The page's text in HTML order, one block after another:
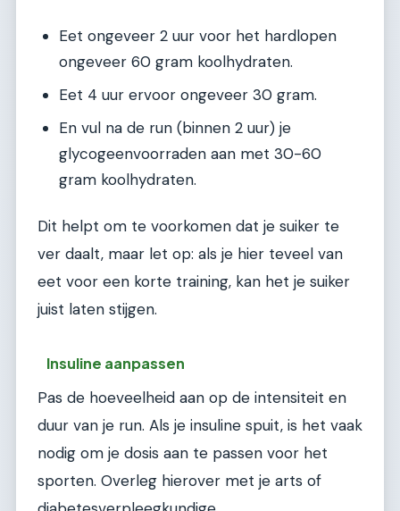
Eet ongeveer 2 uur voor het hardlopen
ongeveer 60 gram koolhydraten.
Eet 4 uur ervoor ongeveer 30 gram.
En vul na de run (binnen 2 uur) je
glycogeenvoorraden aan met 30-60
gram koolhydraten.
Dit helpt om te voorkomen dat je suiker te
ver daalt, maar let op: als je hier teveel van
eet voor een korte training, kan het je suiker
juist laten stijgen.
Insuline aanpassen
Pas de hoeveelheid aan op de intensiteit en
duur van je run. Als je insuline spuit, is het vaak
nodig om je dosis aan te passen voor het
sporten. Overleg hierover met je arts of